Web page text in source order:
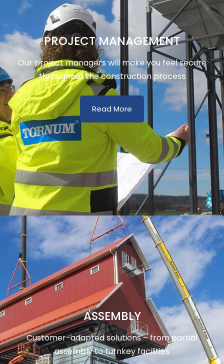
PROJECT MANAGEMENT
Our project managers will make you feel secure
throughout the construction process
Read More
ASSEMBLY
Customer-adapted solutions – from partial
assembly to turnkey facilities